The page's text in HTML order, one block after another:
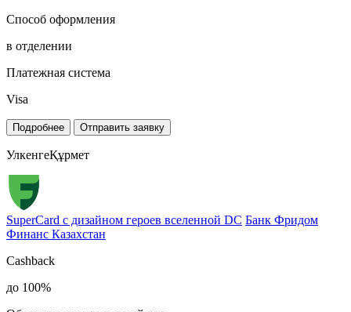
Способ оформления
в отделении
Платежная система
Visa
Подробнее Отправить заявку
УлкенгеҚұрмет
SuperCard с дизайном героев вселенной DC Банк Фридом
Финанс Казахстан
Cashback
до 100%